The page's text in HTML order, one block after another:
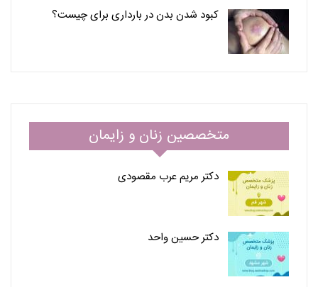
کبود شدن بدن در بارداری برای چیست؟
متخصصین زنان و زایمان
دکتر مریم عرب مقصودی
دکتر حسین واحد